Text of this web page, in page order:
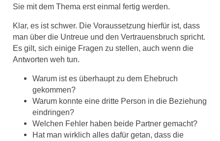
Sie mit dem Thema erst einmal fertig werden.
Klar, es ist schwer. Die Voraussetzung hierfür ist, dass
man über die Untreue und den Vertrauensbruch spricht.
Es gilt, sich einige Fragen zu stellen, auch wenn die
Antworten weh tun.
Warum ist es überhaupt zu dem Ehebruch
gekommen?
Warum konnte eine dritte Person in die Beziehung
eindringen?
Welchen Fehler haben beide Partner gemacht?
Hat man wirklich alles dafür getan, dass die